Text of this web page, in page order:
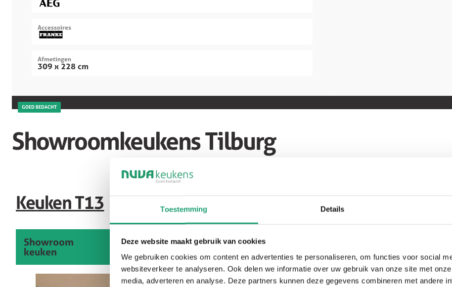
Toestemming Details
Deze website maakt gebruik van cookies
We gebruiken cookies om content en advertenties te personaliseren, om functies voor social
websiteverkeer te analyseren. Ook delen we informatie over uw gebruik van onze site met
media, adverteren en analyse. Deze partners kunnen deze gegevens combineren met andere
Accessoires
Afmetingen
309 x 228 cm
GOED BEDACHT
Showroomkeukens Tilburg
Keuken T13
Showroom
keuken
Keuken T108
keuken